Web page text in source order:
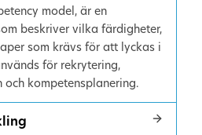
model, är en
beskriver vilka färdigheter,
som krävs för att lyckas i
för rekrytering,
kompetensplanering.